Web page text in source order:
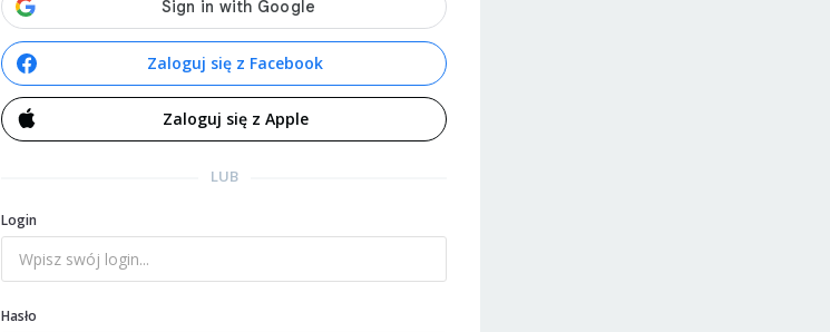
Zaloguj się z Facebook
Zaloguj się z Apple
LUB
Login
Hasło